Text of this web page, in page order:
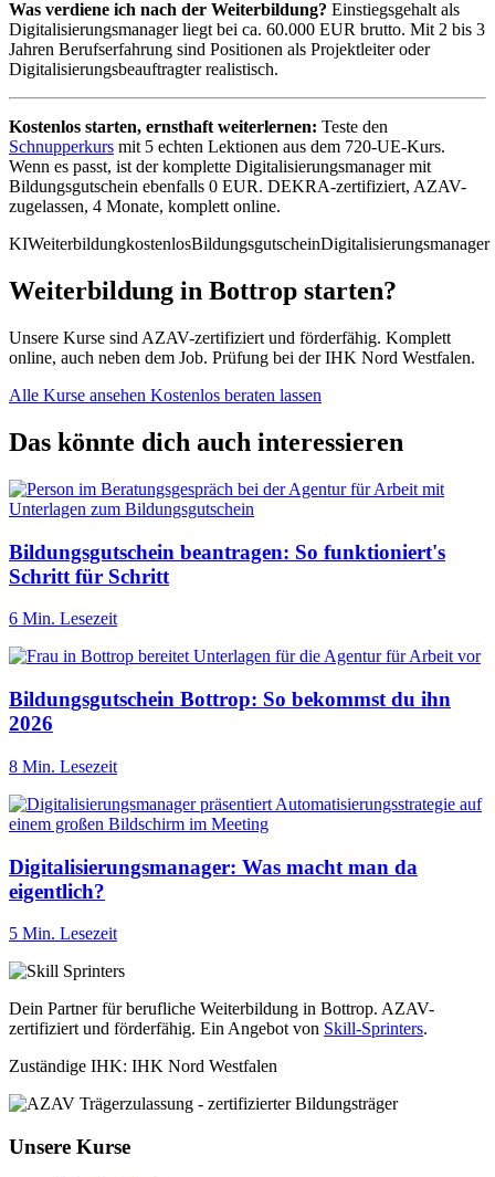
Was verdiene ich nach der Weiterbildung? Einstiegsgehalt als
Digitalisierungsmanager liegt bei ca. 60.000 EUR brutto. Mit 2 bis 3
Jahren Berufserfahrung sind Positionen als Projektleiter oder
Digitalisierungsbeauftragter realistisch.
Kostenlos starten, ernsthaft weiterlernen: Teste den
Schnupperkurs mit 5 echten Lektionen aus dem 720-UE-Kurs.
Wenn es passt, ist der komplette Digitalisierungsmanager mit
Bildungsgutschein ebenfalls 0 EUR. DEKRA-zertifiziert, AZAV-
zugelassen, 4 Monate, komplett online.
KIWeiterbildungkostenlosBildungsgutscheinDigitalisierungsmanager
Weiterbildung in Bottrop starten?
Unsere Kurse sind AZAV-zertifiziert und förderfähig. Komplett
online, auch neben dem Job. Prüfung bei der IHK Nord Westfalen.
Alle Kurse ansehen Kostenlos beraten lassen
Das könnte dich auch interessieren
Bildungsgutschein beantragen: So funktioniert's
Schritt für Schritt
6 Min. Lesezeit
Bildungsgutschein Bottrop: So bekommst du ihn
2026
8 Min. Lesezeit
Digitalisierungsmanager: Was macht man da
eigentlich?
5 Min. Lesezeit
Dein Partner für berufliche Weiterbildung in Bottrop. AZAV-
zertifiziert und förderfähig. Ein Angebot von Skill-Sprinters.
Zuständige IHK: IHK Nord Westfalen
Unsere Kurse